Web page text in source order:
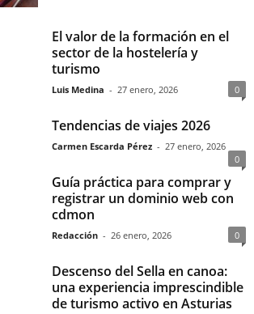
El valor de la formación en el
sector de la hostelería y
turismo
Luis Medina - 27 enero, 2026 0
Tendencias de viajes 2026
Carmen Escarda Pérez - 27 enero, 2026
0
Guía práctica para comprar y
registrar un dominio web con
cdmon
Redacción - 26 enero, 2026 0
Descenso del Sella en canoa:
una experiencia imprescindible
de turismo activo en Asturias